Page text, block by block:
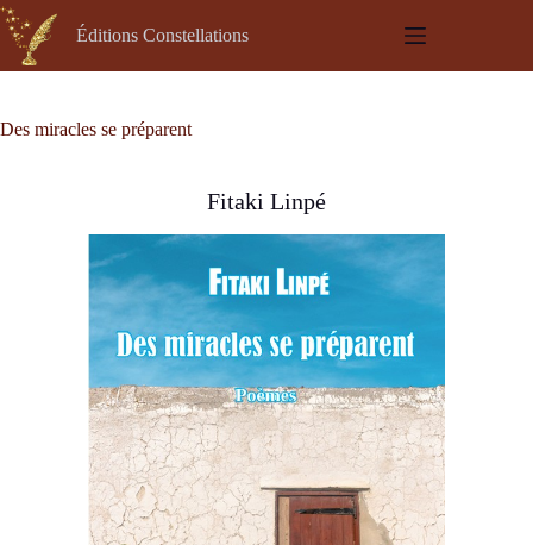
Passer
au
contenu
Éditions Constellations
Des miracles se préparent
Fitaki Linpé